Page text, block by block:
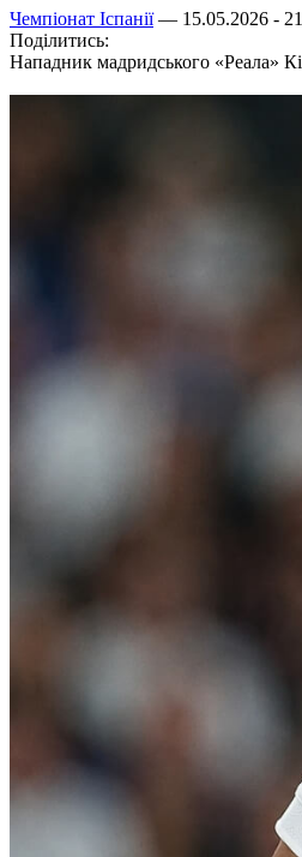
Чемпіонат Іспанії— 15.05.2026 -
Поділитись:
Нападник мадридського «Реала»